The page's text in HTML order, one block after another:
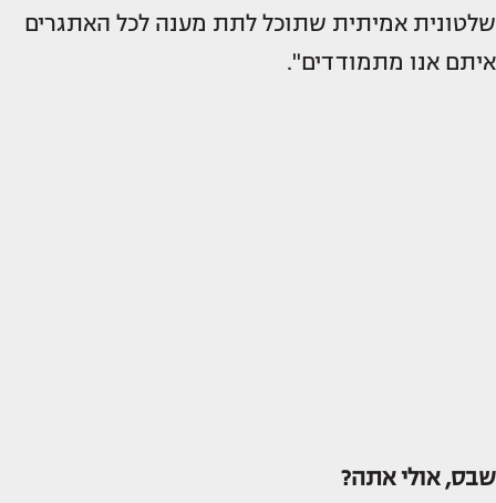
שלטונית אמיתית שתוכל לתת מענה לכל האתגרים
איתם אנו מתמודדים".
שבס, אולי אתה?